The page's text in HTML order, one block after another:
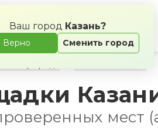
Ваш город Казань?
Верно Сменить город
мест